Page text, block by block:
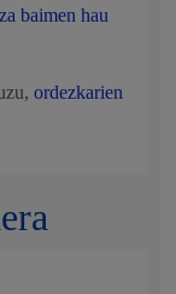
baimen hau
ordezkarien